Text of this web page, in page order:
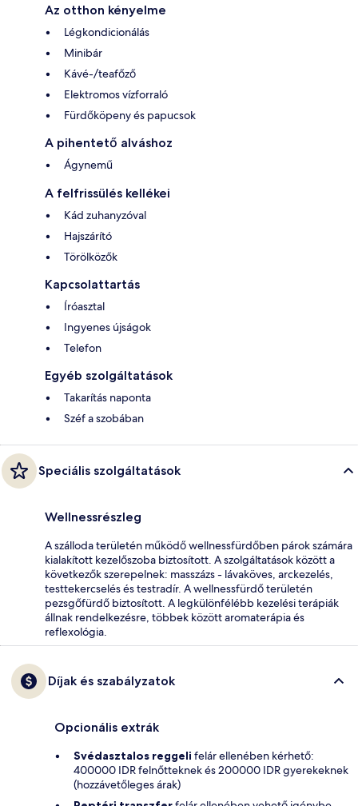
Az otthon kényelme
Légkondicionálás
Minibár
Kávé-/teafőző
Elektromos vízforraló
Fürdőköpeny és papucsok
A pihentető alváshoz
Ágynemű
A felfrissülés kellékei
Kád zuhanyzóval
Hajszárító
Törölközők
Kapcsolattartás
Íróasztal
Ingyenes újságok
Telefon
Egyéb szolgáltatások
Takarítás naponta
Széf a szobában
Speciális szolgáltatások
Wellnessrészleg
A szálloda területén működő wellnessfürdőben párok számára
kialakított kezelőszoba biztosított. A szolgáltatások között a
következők szerepelnek: masszázs - lávaköves, arckezelés,
testtekercselés és testradír. A wellnessfürdő területén
pezsgőfürdő biztosított. A legkülönfélébb kezelési terápiák
állnak rendelkezésre, többek között aromaterápia és
reflexológia.
Díjak és szabályzatok
Opcionális extrák
Svédasztalos reggeli felár ellenében kérhető:
400000 IDR felnőtteknek és 200000 IDR gyerekeknek
(hozzávetőleges árak)